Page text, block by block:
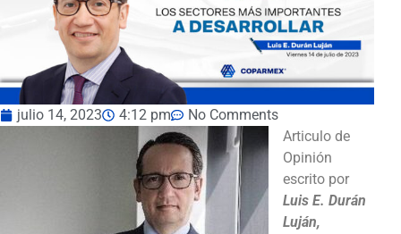
julio 14, 2023 4:12 pm
No Comments
Articulo de
Opinión
escrito por
Luis E. Durán
Luján,